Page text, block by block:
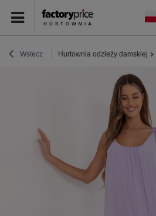
Wstecz Hurtownia odzieży damskiej